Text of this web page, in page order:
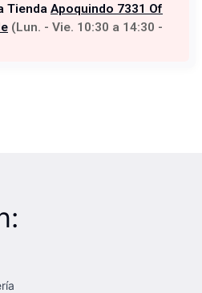
Tienda Apoquindo 7331 Of
(Lun. - Vie. 10:30 a 14:30 -